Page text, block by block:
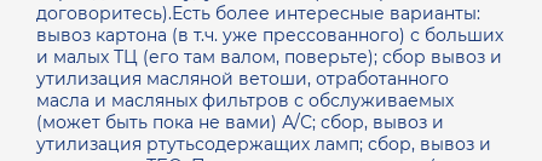
договоритесь).Есть более интересные варианты:
вывоз картона (в т.ч. уже прессованного) с больших
и малых ТЦ (его там валом, поверьте); сбор вывоз и
утилизация масляной ветоши, отработанного
масла и масляных фильтров с обслуживаемых
(может быть пока не вами) А/С; сбор, вывоз и
утилизация ртутьсодержащих ламп; сбор, вывоз и